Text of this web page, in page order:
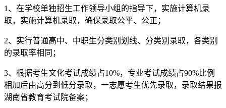
1、在学校单独招生工作领导小组的指导下，实施计算机录
取，实施计算机录取，确保录取公平、公正；
2、实行普通高中、中职生分类别划线、分类别录取，各类别
的录取率相同；
3、根据考生文化考试成绩占10%，专业考试成绩占90%比例
相加后由高分到低分录取，一志愿考生优先录取，录取结果报
湖南省教育考试院备案；